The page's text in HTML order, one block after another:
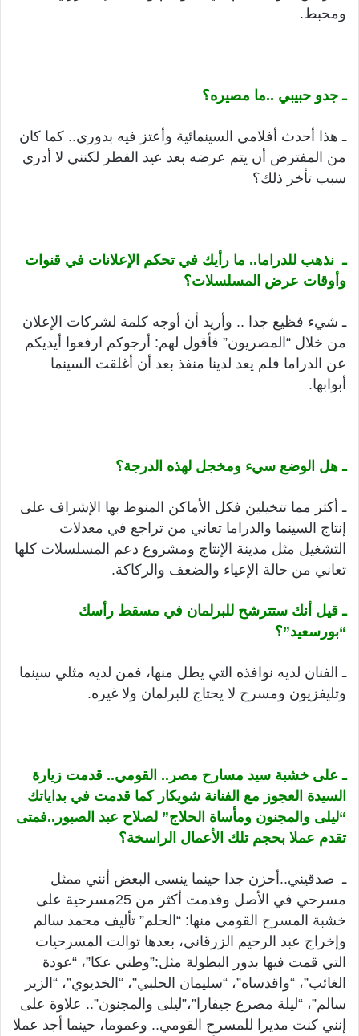
ومحبط.
ـ جدو حبيبي ..ما مصيره؟
ـ هذا أحدث أفلامي السينمائية وأعتز فيه بدوري.. كما كان
من المفترض أن يتم عرضه بعد عيد الفطر لكنني لا أدري
سبب تأخر ذلك؟
ـ نذهب للدراما.. ما رأيك في تحكم الإعلانات في قنوات
وأوقات عرض المسلسلات؟
ـ شيء فظيع جدا .. وأريد أن أوجه كلمة لشركات الإعلان
من خلال “المصريون” فأقول لهم: أرجوكم ارفعوا أيديكم
عن الدراما فلم يعد لدينا منفذ بعد أن أغلقت السينما
أبوابها.
ـ هل الوضع سيء ومخجل لهذه الدرجة؟
ـ أكثر مما تتخيلين فكل الأماكن المنوط بها الإشراف على
إنتاج السينما والدراما تعاني من تراجع في معدلات
التشغيل مثل مدينة الإنتاج ومشروع دعم المسلسلات كلها
تعاني من حالة الإعياء والضعف والركاكة.
ـ قيل أنك ستترشح للبرلمان في مسقط رأسك
“بورسعيد”؟
ـ الفنان لديه نوافذه التي يطل منها، فمن لديه مثلي سينما
وتليفزيون ومسرح لا يحتاج للبرلمان ولا غيره.
ـ على خشبة سيد مسارح مصر.. القومي.. قدمت زيارة
السيدة العجوز مع الفنانة شويكار كما قدمت في بداياتك
“ليلى والمجنون ومأساة الحلاج” لصلاح عبد الصبور..فمتى
تقدم عملا بحجم تلك الأعمال الراسخة؟
ـ صدقيني..أحزن جدا حينما ينسى البعض أنني ممثل
مسرحي في الأصل وقدمت أكثر من 25مسرحية على
خشبة المسرح القومي منها: “الحلم” تأليف محمد سالم
وإخراج عبد الرحيم الزرقاني، بعدها توالت المسرحيات
التي قمت فيها بدور البطولة مثل:”وطني عكا”، “عودة
الغائب”، “واقدساه”، “سليمان الحلبي”، “الخديوي”، “الزير
سالم”، “ليلة مصرع جيفارا”،”ليلى والمجنون”.. علاوة على
إنني كنت مديرا للمسرح القومي.. وعموما، حينما أجد عملا